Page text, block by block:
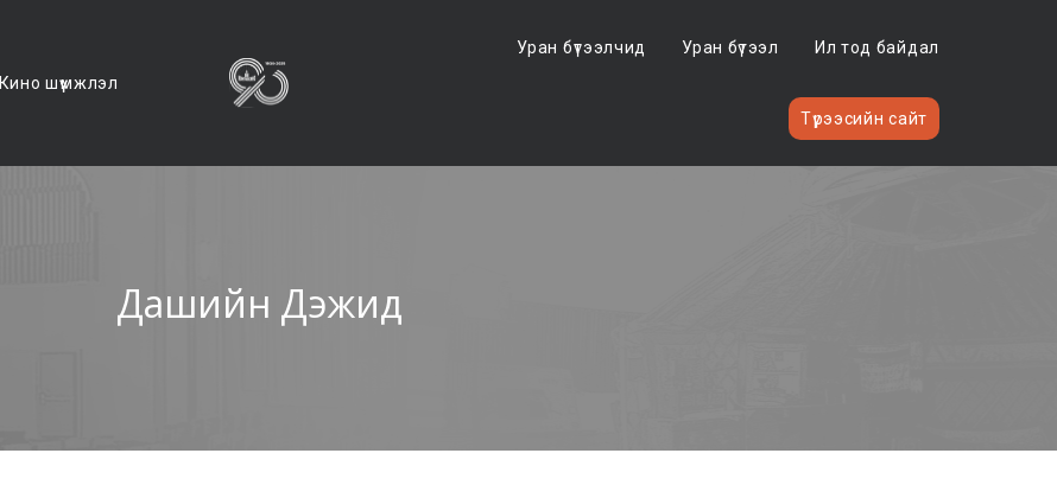
Кино шүүмжлэл
Уран бүтээлчид Уран бүтээл Ил тод байдал
Түрээсийн сайт
Дашийн Дэжид